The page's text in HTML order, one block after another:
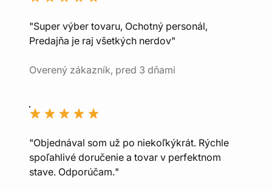
"Super výber tovaru, Ochotný personál,
Predajňa je raj všetkých nerdov"
Overený zákazník, pred 3 dňami
"Objednával som už po niekoľkýkrát. Rýchle
spoľahlivé doručenie a tovar v perfektnom
stave. Odporúčam."